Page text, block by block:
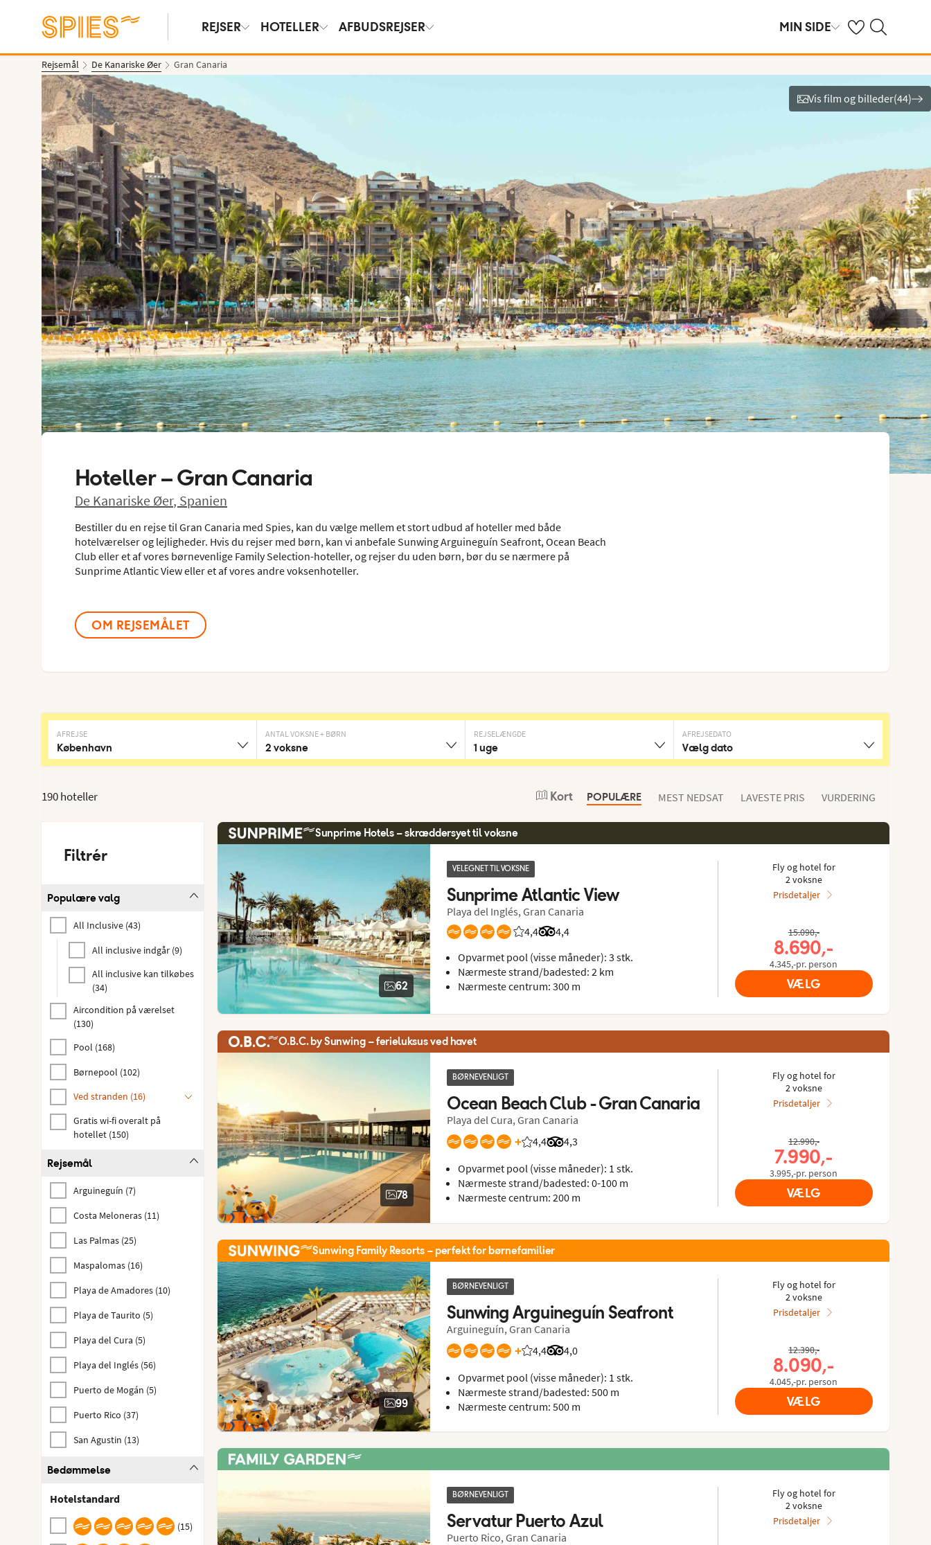
REJSER HOTELLER AFBUDSREJSER MIN SIDE Se dine gemte
Søg på spies.dk
Rejsemål De Kanariske Øer Gran Canaria
Vis film og billeder
Vis film og billeder(44)
Hoteller –Gran Canaria
De Kanariske Øer, Spanien
Bestiller du en rejse til Gran Canaria med Spies, kan du vælge mellem et stort udbud af hoteller med både
hotelværelser og lejligheder. Hvis du rejser med børn, kan vi anbefale Sunwing Arguineguín Seafront, Ocean Beach
Club eller et af vores børnevenlige Family Selection-hoteller, og rejser du uden børn, bør du se nærmere på
Sunprime Atlantic View eller et af vores andre voksenhoteller.
OM REJSEMÅLET
AFREJSE
København
ANTAL VOKSNE + BØRN
2 voksne
REJSELÆNGDE
1 uge
AFREJSEDATO
Vælg dato
POPULÆRE MEST NEDSAT LAVESTE PRIS VURDERING
190 hoteller Kort
Filtrér
Populære valg
All Inclusive (43)
All inclusive indgår (9)
All inclusive kan tilkøbes
(34)
Aircondition på værelset
(130)
Pool (168)
Børnepool (102)
Ved stranden (16)
Gratis wi-fi overalt på
hotellet (150)
Rejsemål
Arguineguín (7)
Costa Meloneras (11)
Las Palmas (25)
Maspalomas (16)
Playa de Amadores (10)
Playa de Taurito (5)
Playa del Cura (5)
Playa del Inglés (56)
Puerto de Mogán (5)
Puerto Rico (37)
San Agustin (13)
Bedømmelse
Hotelstandard
(15)
Sunprime Hotels – skræddersyet til voksne
62
VELEGNET TIL VOKSNE
Sunprime Atlantic View
Playa del Inglés, Gran Canaria
4,4
Bedømmelse fra Spies gæster: 4.369/5
4,4
Bedømmelse fra Tripadvisor: 4.4 of 5
Opvarmet pool (visse måneder): 3 stk.
Nærmeste strand/badested: 2 km
Nærmeste centrum: 300 m
Fly og hotel for
2 voksne
Prisdetaljer
15.090,-
8.690,-
4.345,-pr. person
VÆLG
O.B.C. by Sunwing – ferieluksus ved havet
78
BØRNEVENLIGT
Ocean Beach Club - Gran Canaria
Playa del Cura, Gran Canaria
+ 4,4
Bedømmelse fra Spies gæster: 4.428/5
4,3
Bedømmelse fra Tripadvisor: 4.3 of 5
Opvarmet pool (visse måneder): 1 stk.
Nærmeste strand/badested: 0-100 m
Nærmeste centrum: 200 m
Fly og hotel for
2 voksne
Prisdetaljer
12.990,-
7.990,-
3.995,-pr. person
VÆLG
Sunwing Family Resorts – perfekt for børnefamilier
99
BØRNEVENLIGT
Sunwing Arguineguín Seafront
Arguineguín, Gran Canaria
+ 4,4
Bedømmelse fra Spies gæster: 4.353/5
4,0
Bedømmelse fra Tripadvisor: 4 of 5
Opvarmet pool (visse måneder): 1 stk.
Nærmeste strand/badested: 500 m
Nærmeste centrum: 500 m
Fly og hotel for
2 voksne
Prisdetaljer
12.390,-
8.090,-
4.045,-pr. person
VÆLG
BØRNEVENLIGT
Servatur Puerto Azul
Puerto Rico, Gran Canaria
Fly og hotel for
2 voksne
Prisdetaljer